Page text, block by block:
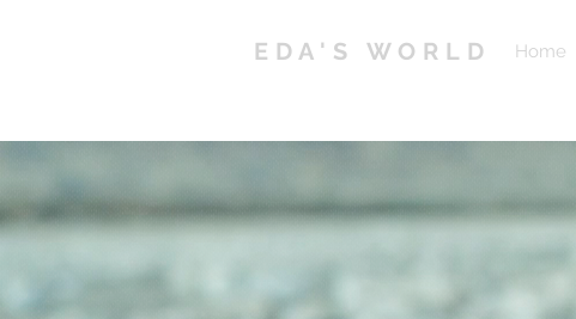
Home
EDA'S WORLD